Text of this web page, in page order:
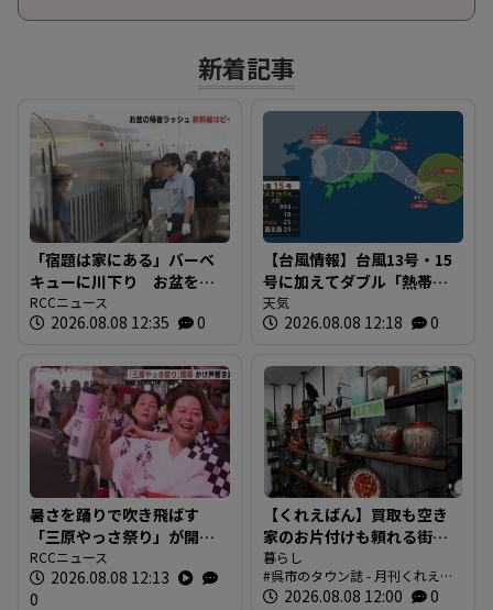
新着記事
「宿題は家にある」バーベ
キューに川下り お盆をふ
るさとで 帰省ラッシュピ
ークで新幹線の下りはほぼ
物を持った人たちで混雑
広島
RCCニュース
2026.08.08 12:35 0
【台風情報】台風13号・15
号に加えてダブル「熱帯低
気圧」発生へ 15号はお盆
に日本直撃か ※18日まで
ン 【8日正午現在】
天気
2026.08.08 12:18 0
暑さを踊りで吹き飛ばす
「三原やっさ祭り」が開
幕 元気なかけ声が響き渡
り 広島・三原市
RCCニュース
2026.08.08 12:13
0
【くれえばん】買取も空き
家のお片付けも頼れる街の
便利なお店「くれリサイク
ルショップ 環（めぐる）」
暮らし
呉市のタウン誌 - 月刊くれえば
ん 2026.08.08 12:00 0